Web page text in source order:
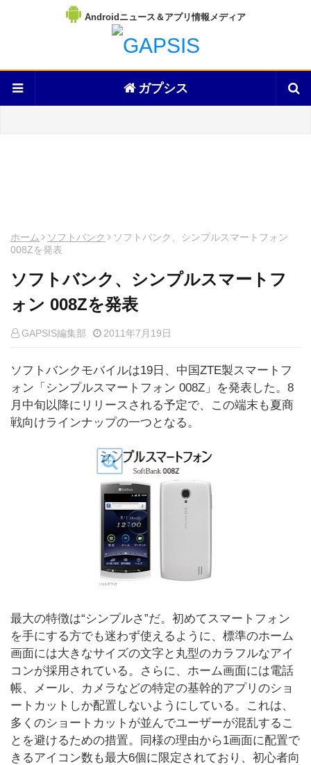
Androidニュース＆アプリ情報メディア
ガプシス
ホーム ソフトバンク
ソフトバンク、シンプルスマートフォン
008Zを発表
ソフトバンク、シンプルスマートフ
ォン 008Zを発表
GAPSIS編集部 2011年7月19日
ソフトバンクモバイルは19日、中国ZTE製スマートフ
ォン「シンプルスマートフォン 008Z」を発表した。8
月中旬以降にリリースされる予定で、この端末も夏商
戦向けラインナップの一つとなる。
最大の特徴は“シンプルさ”だ。初めてスマートフォン
を手にする方でも迷わず使えるように、標準のホーム
画面には大きなサイズの文字と丸型のカラフルなアイ
コンが採用されている。さらに、ホーム画面には電話
帳、メール、カメラなどの特定の基幹的アプリのショ
ートカットしか配置しないようにしている。これは、
多くのショートカットが並んでユーザーが混乱するこ
とを避けるための措置。同様の理由から1画面に配置で
きるアイコン数も最大6個に限定されており、初心者向